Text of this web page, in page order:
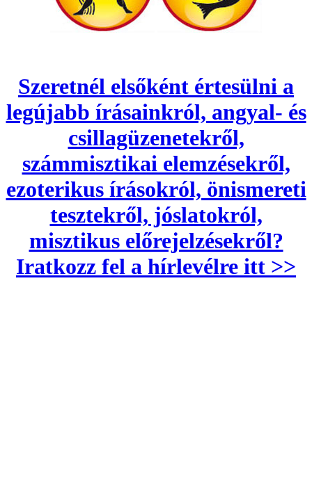
Szeretnél elsőként értesülni a
legújabb írásainkról, angyal- és
csillagüzenetekről,
számmisztikai elemzésekről,
ezoterikus írásokról, önismereti
tesztekről, jóslatokról,
misztikus előrejelzésekről?
Iratkozz fel a hírlevélre itt >>